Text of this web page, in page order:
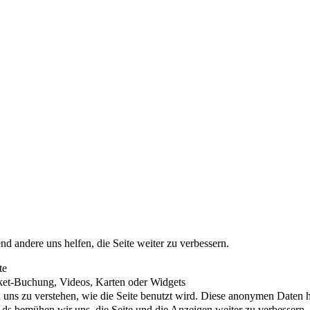
andere uns helfen, die Seite weiter zu verbessern.
Buchung, Videos, Karten oder Widgets
zu verstehen, wie die Seite benutzt wird. Diese anonymen Daten